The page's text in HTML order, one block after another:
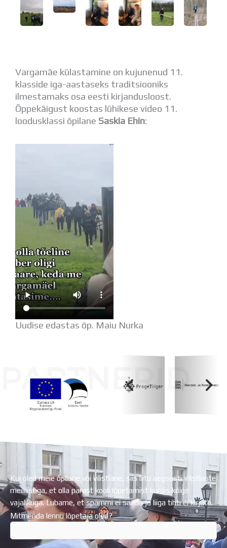
Virtuaaltuur
Õpilasesindus
Vargamäe külastamine on kujunenud 11.
klasside iga-aastaseks traditsiooniks
ilmestamaks osa eesti kirjandusloost.
Õppekäigust koostas lühikese video 11.
loodusklassi õpilane Saskia Ehin:
Uudise edastas õp. Maiu Nurka
PARTNERID
Kui oled meie õpilane või vilistlane, siis liitu aegsasti vilistlaste
meililistiga, et olla pärast kooli lõpetamist kursis kõige
vajalikuga. Lubame, et spämmi ei saada ja liiga tihti ei kirjuta.
Mitmenda lennu lõpetaja oled?